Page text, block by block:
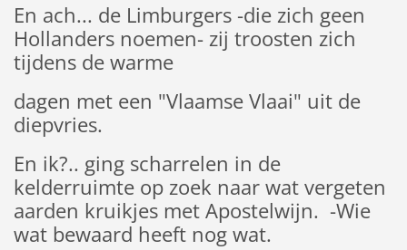
En ach... de Limburgers -die zich geen
Hollanders noemen- zij troosten zich
tijdens de warme
dagen met een "Vlaamse Vlaai" uit de
diepvries.
En ik?.. ging scharrelen in de
kelderruimte op zoek naar wat vergeten
aarden kruikjes met Apostelwijn. -Wie
wat bewaard heeft nog wat.